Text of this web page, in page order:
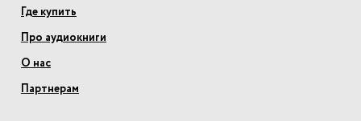
Где купить
Про аудиокниги
О нас
Партнерам